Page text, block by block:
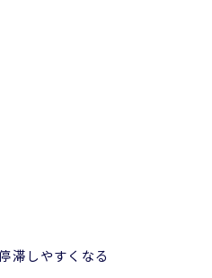
滞しやすくなる